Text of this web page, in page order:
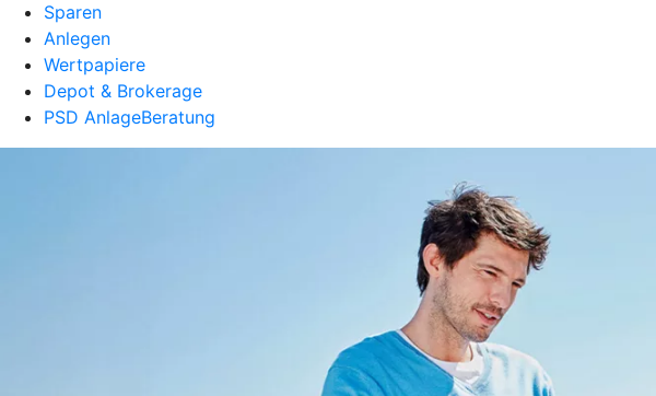
Sparen
Anlegen
Wertpapiere
Depot & Brokerage
PSD AnlageBeratung